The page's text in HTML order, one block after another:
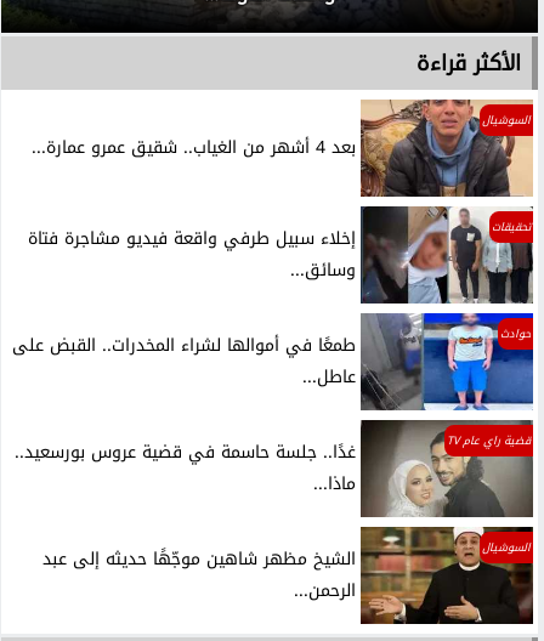
الأكثر قراءة
السوشيال
بعد 4 أشهر من الغياب.. شقيق عمرو عمارة...
تحقيقات
إخلاء سبيل طرفي واقعة فيديو مشاجرة فتاة
وسائق...
حوادث
طمعًا في أموالها لشراء المخدرات.. القبض على
عاطل...
قضية راي عام TV
غدًا.. جلسة حاسمة في قضية عروس بورسعيد..
ماذا...
السوشيال
الشيخ مظهر شاهين موجّهًا حديثه إلى عبد
الرحمن...